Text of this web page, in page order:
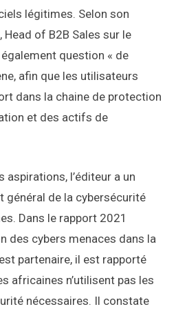
légitimes. Selon son
Head of B2B Sales sur le
question « de
afin que les utilisateurs
dans la chaine de protection
et des actifs de
aspirations, l’éditeur a un
général de la cybersécurité
Dans le rapport 2021
des cybers menaces dans la
partenaire, il est rapporté
africaines n’utilisent pas les
nécessaires. Il constate